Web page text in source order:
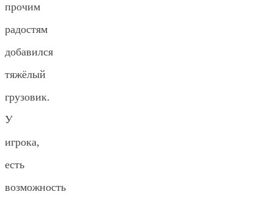
прочим
радостям
добавился
тяжёлый
грузовик.
У
игрока,
есть
возможность